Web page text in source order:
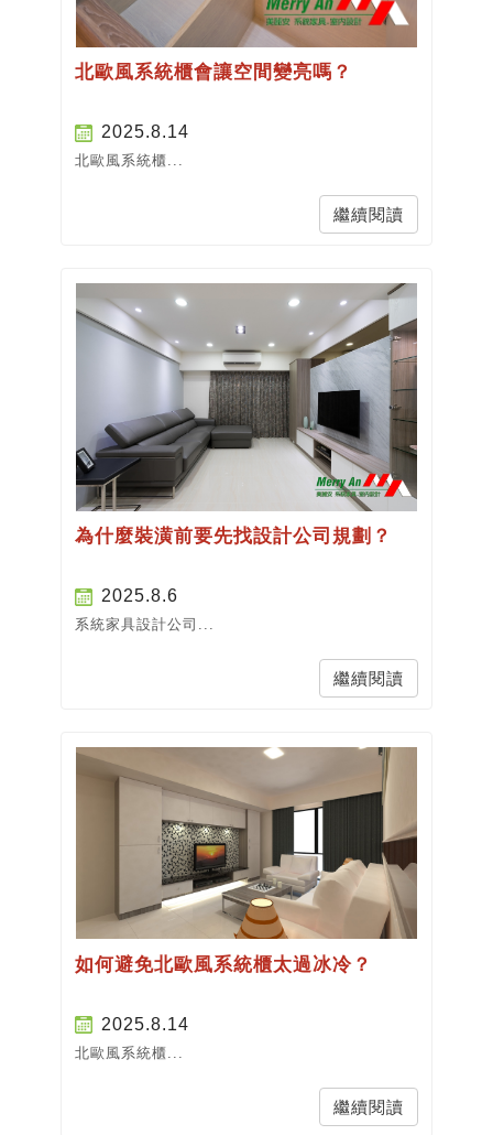
北歐風系統櫃會讓空間變亮嗎？
2025.8.14
北歐風系統櫃...
繼續閱讀
為什麼裝潢前要先找設計公司規劃？
2025.8.6
系統家具設計公司...
繼續閱讀
如何避免北歐風系統櫃太過冰冷？
2025.8.14
北歐風系統櫃...
繼續閱讀